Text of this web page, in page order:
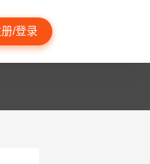
/登录